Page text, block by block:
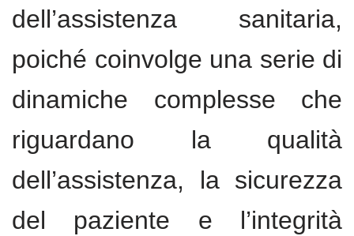
dell’assistenza sanitaria,
poiché coinvolge una serie di
dinamiche complesse che
riguardano la qualità
dell’assistenza, la sicurezza
del paziente e l’integrità